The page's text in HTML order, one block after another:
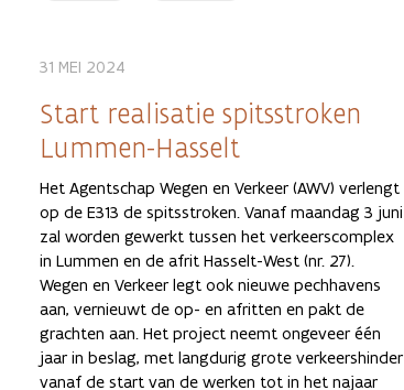
31 MEI 2024
Start realisatie spitsstroken
Lummen-Hasselt
Het Agentschap Wegen en Verkeer (AWV) verlengt
op de E313 de spitsstroken. Vanaf maandag 3 juni
zal worden gewerkt tussen het verkeerscomplex
in Lummen en de afrit Hasselt-West (nr. 27).
Wegen en Verkeer legt ook nieuwe pechhavens
aan, vernieuwt de op- en afritten en pakt de
grachten aan. Het project neemt ongeveer één
jaar in beslag, met langdurig grote verkeershinder
vanaf de start van de werken tot in het najaar